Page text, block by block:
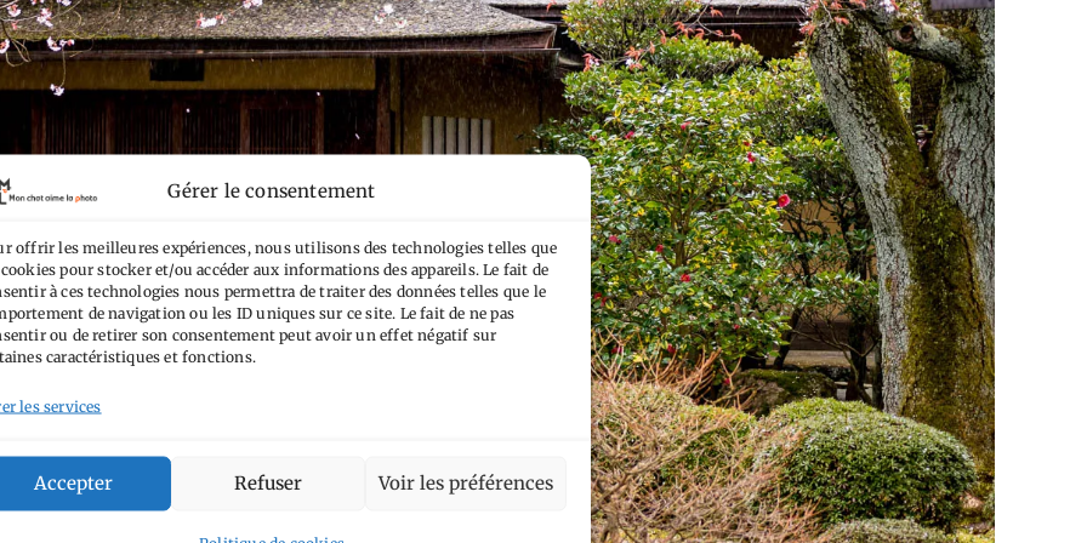
Gérer le consentement
offrir les meilleures expériences, nous utilisons des technologies telles que
pour stocker et/ou accéder aux informations des appareils. Le fait de
à ces technologies nous permettra de traiter des données telles que le
de navigation ou les ID uniques sur ce site. Le fait de ne pas
ou de retirer son consentement peut avoir un effet négatif sur
caractéristiques et fonctions.
les services
Accepter Refuser Voir les préférences